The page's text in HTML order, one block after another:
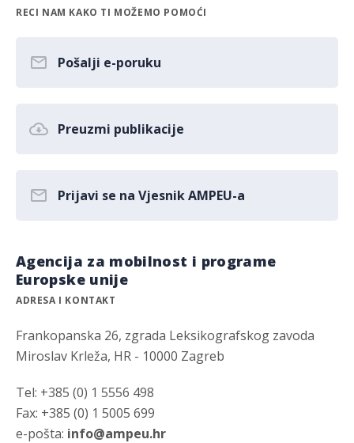
RECI NAM KAKO TI MOŽEMO POMOĆI
Pošalji e-poruku
Preuzmi publikacije
Prijavi se na Vjesnik AMPEU-a
Agencija za mobilnost i programe
Europske unije
ADRESA I KONTAKT
Frankopanska 26, zgrada Leksikografskog zavoda
Miroslav Krleža, HR - 10000 Zagreb
Tel: +385 (0) 1 5556 498
Fax: +385 (0) 1 5005 699
e-pošta: info@ampeu.hr